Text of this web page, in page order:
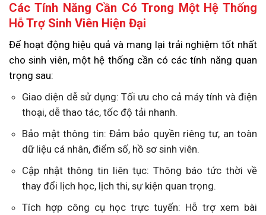
Các Tính Năng Cần Có Trong Một Hệ Thống
Hỗ Trợ Sinh Viên Hiện Đại
Để hoạt động hiệu quả và mang lại trải nghiệm tốt nhất
cho sinh viên, một hệ thống cần có các tính năng quan
trọng sau:
Giao diện dễ sử dụng: Tối ưu cho cả máy tính và điện
thoại, dễ thao tác, tốc độ tải nhanh.
Bảo mật thông tin: Đảm bảo quyền riêng tư, an toàn
dữ liệu cá nhân, điểm số, hồ sơ sinh viên.
Cập nhật thông tin liên tục: Thông báo tức thời về
thay đổi lịch học, lịch thi, sự kiện quan trọng.
Tích hợp công cụ học trực tuyến: Hỗ trợ xem bài